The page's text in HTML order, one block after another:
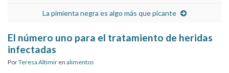
La pimienta negra es algo más que picante
El número uno para el tratamiento de heridas
infectadas
PorTeresa Altimir en alimentos